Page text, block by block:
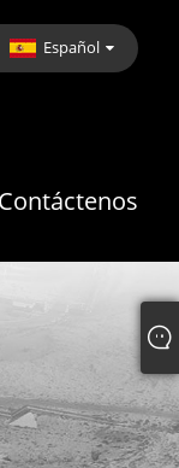
Español
Contáctenos